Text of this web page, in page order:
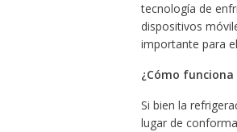
tecnología de
dispositivos
importante para
¿Cómo
Si bien la
lugar de